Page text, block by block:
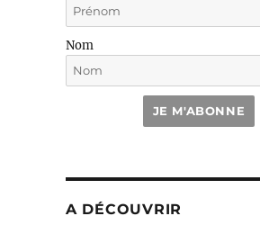
Nom
JE M'ABONNE
A DÉCOUVRIR